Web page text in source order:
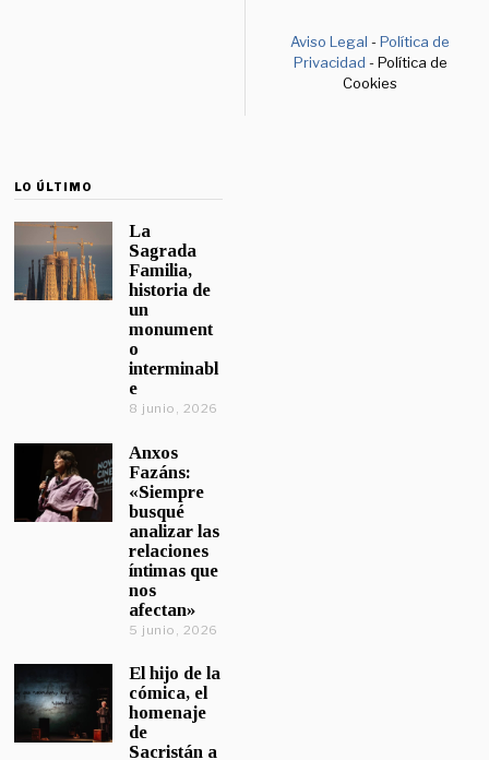
Aviso Legal -Política de
Privacidad - Política de
Cookies
LO ÚLTIMO
La
Sagrada
Familia,
historia de
un
monument
o
interminabl
e
8 junio, 2026
Anxos
Fazáns:
«Siempre
busqué
analizar las
relaciones
íntimas que
nos
afectan»
5 junio, 2026
El hijo de la
cómica, el
homenaje
de
Sacristán a